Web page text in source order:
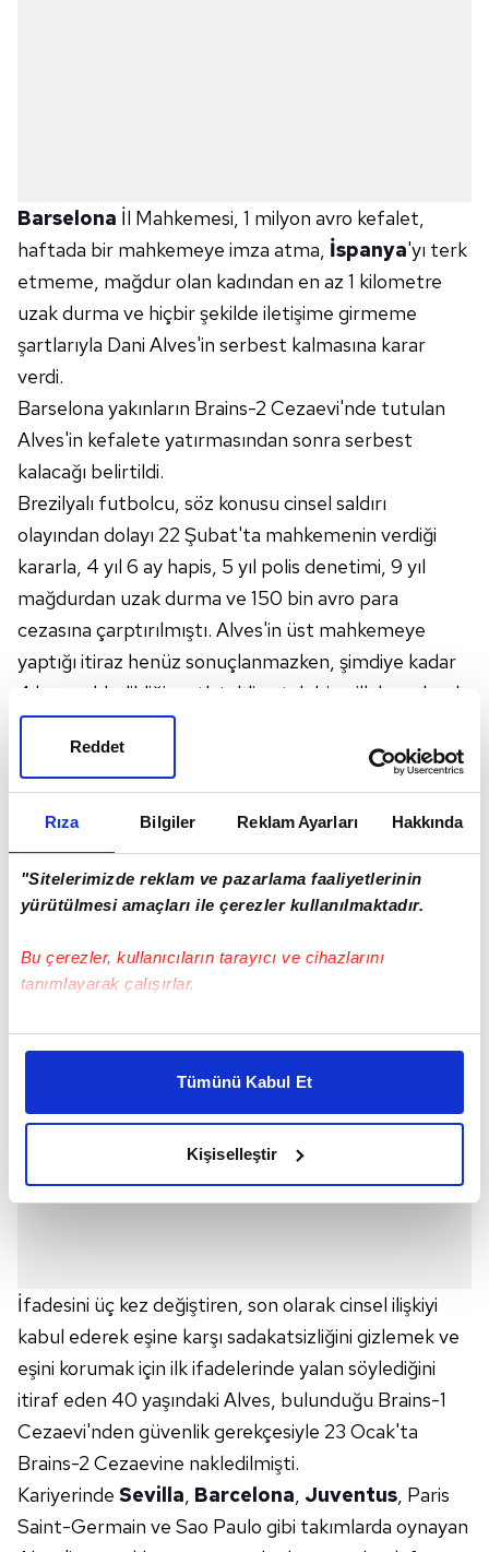
Rıza Bilgiler Reklam Ayarları Hakkında
"Sitelerimizde reklam ve pazarlama faaliyetlerinin
yürütülmesi amaçları ile çerezler kullanılmaktadır.
Bu çerezler, kullanıcıların tarayıcı ve cihazlarını
tanımlayarak çalışırlar.
Bu çerezlere izin vermeniz halinde sizlere özel
daha iyi reklam deneyimi yaşatabiliriz. Bunu yaparken
amacımızın size daha iyi bir reklam deneyimi sunmak
elimizden gelen çabayı gösterdiğimizi ve bu noktada,
takdirde, kullanıcılara hedefli reklamlar
gösterilmeyecektir."
Sizlere daha iyi bir hizmet sunabilmek için İnternet
Sitemizde kendimize ve üçüncü kişilere ait çerezler
kullanılmaktadır. Bu çerezler vasıtasıyla çeşitli kişisel
verileriniz işlenmekte olup gerekli olan çerezler bilgi
toplumu hizmetlerinin sunulması amacıyla
kullanılmaktadır. Diğer çerezler, sitemizin daha işlevsel
kılınması ve kişiselleştirilmesi ve sizlere yönelik
Tümünü Kabul Et
Kişiselleştir
Reddet
Barselona İl Mahkemesi, 1 milyon avro kefalet,
haftada bir mahkemeye imza atma, İspanya'yı terk
etmeme, mağdur olan kadından en az 1 kilometre
uzak durma ve hiçbir şekilde iletişime girmeme
şartlarıyla Dani Alves'in serbest kalmasına karar
verdi.
Barselona yakınların Brains-2 Cezaevi'nde tutulan
Alves'in kefalete yatırmasından sonra serbest
kalacağı belirtildi.
Brezilyalı futbolcu, söz konusu cinsel saldırı
olayından dolayı 22 Şubat'ta mahkemenin verdiği
kararla, 4 yıl 6 ay hapis, 5 yıl polis denetimi, 9 yıl
mağdurdan uzak durma ve 150 bin avro para
cezasına çarptırılmıştı. Alves'in üst mahkemeye
yaptığı itiraz henüz sonuçlanmazken, şimdiye kadar
4 kez reddedildiği şartlı tahliye talebine ilk kez olumlu
yanıt aldı.
Barselona kentindeki bir eğlence merkezinin
tuvaletinde 30 Aralık 2022 gecesi 23 yaşındaki bir
kadına cinsel saldırıda bulunmakla suçlanan Alves, 20
Ocak 2023'teMeksika'dan Barselona'ya geldikten
sonra gözaltına alınmış, ardından çıkartıldığı
mahkemece tutuklanmıştı.
İfadesini üç kez değiştiren, son olarak cinsel ilişkiyi
kabul ederek eşine karşı sadakatsizliğini gizlemek ve
eşini korumak için ilk ifadelerinde yalan söylediğini
itiraf eden 40 yaşındaki Alves, bulunduğu Brains-1
Cezaevi'nden güvenlik gerekçesiyle 23 Ocak'ta
Brains-2 Cezaevine nakledilmişti.
Kariyerinde Sevilla, Barcelona, Juventus, Paris
Saint-Germain ve Sao Paulo gibi takımlarda oynayan